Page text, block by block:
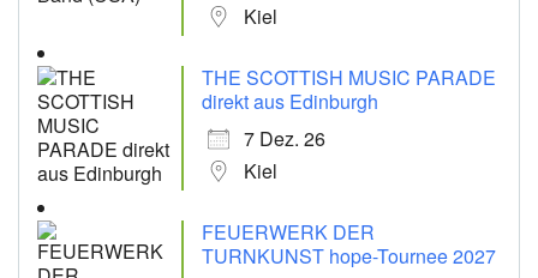
Kiel
THE SCOTTISH MUSIC PARADE
direkt aus Edinburgh
7 Dez. 26
Kiel
FEUERWERK DER
TURNKUNST hope-Tournee 2027